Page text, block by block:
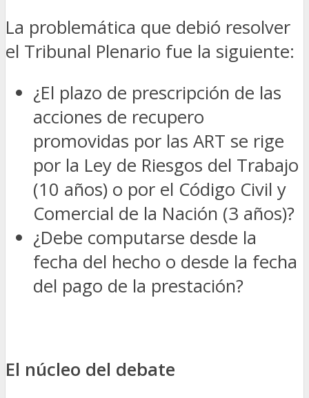
La problemática que debió resolver
el Tribunal Plenario fue la siguiente:
¿El plazo de prescripción de las
acciones de recupero
promovidas por las ART se rige
por la Ley de Riesgos del Trabajo
(10 años) o por el Código Civil y
Comercial de la Nación (3 años)?
¿Debe computarse desde la
fecha del hecho o desde la fecha
del pago de la prestación?
El núcleo del debate